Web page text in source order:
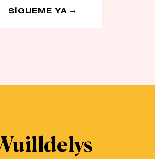
SÍGUEME YA